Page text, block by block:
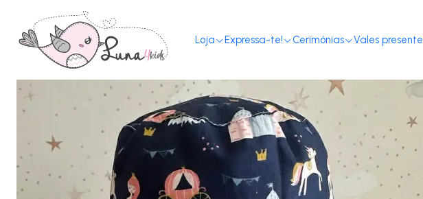
Loja Expressa-te! Cerimónias Vales presente